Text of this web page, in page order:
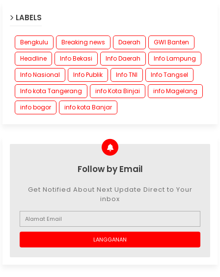
LABELS
Bengkulu Breaking news Daerah
GWI Banten
Headline
Info Bekasi Info Daerah
Info Lampung
Info Nasional
Info Publik Info TNI
Info Tangsel
Info kota Tangerang
info Kota Binjai
info Magelang
info bogor
info kota Banjar
Follow by Email
Get Notified About Next Update Direct to Your
inbox